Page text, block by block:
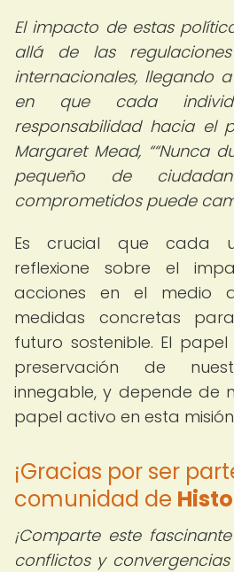
El impacto de estas
allá de las
internacionales, llegando
en que cada
responsabilidad hacia el
Margaret Mead, “Nunca
pequeño de
comprometidos puede
Es crucial que cada
reflexione sobre el
acciones en el medio
medidas concretas
futuro sostenible. El
preservación de
innegable, y depende de
papel activo en esta
¡Gracias por ser
comunidad de
¡Comparte este
conflictos y